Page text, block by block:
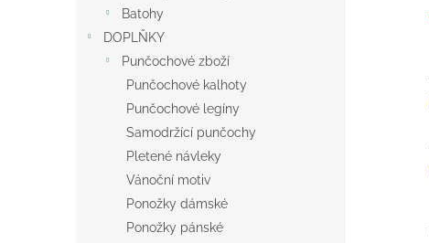
Batohy
DOPLŇKY
Punčochové zboží
Punčochové kalhoty
Punčochové legíny
Samodržící punčochy
Pletené návleky
Vánoční motiv
Ponožky dámské
Ponožky pánské